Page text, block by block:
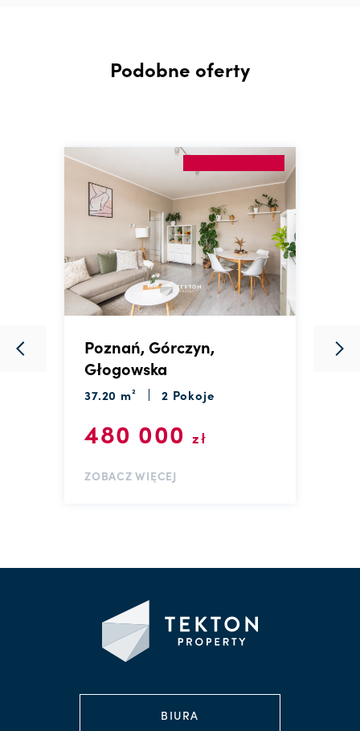
Podobne oferty
Poznań, Górczyn,
Głogowska
37.20 m² 2 Pokoje
480 000 zł
ZOBACZ WIĘCEJ
BIURA